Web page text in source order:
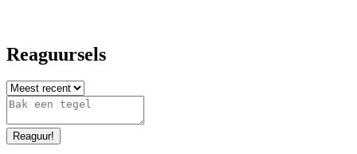
Reaguursels
Reaguur!